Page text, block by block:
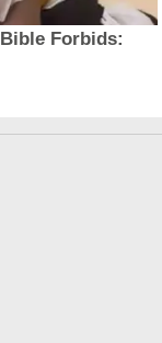
Forbids: